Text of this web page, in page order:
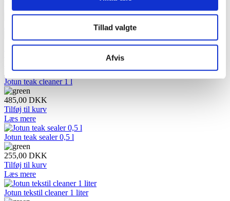
Tillad valgte
Afvis
Læs mere
189,00DKK
Jotun teak cleaner 1 l
485,00 DKK
Tilføj til kurv
Læs mere
Jotun teak sealer 0,5 l
255,00 DKK
Tilføj til kurv
Læs mere
Jotun tekstil cleaner 1 liter